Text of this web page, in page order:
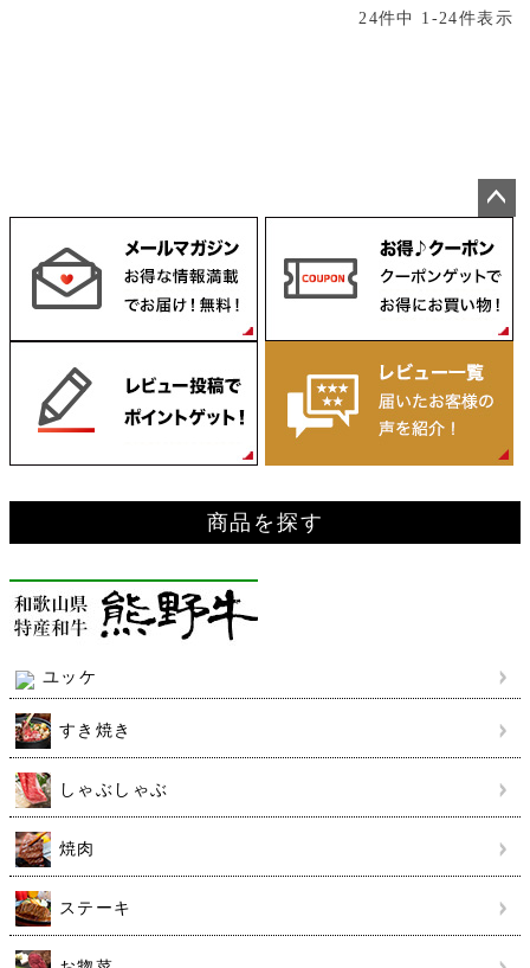
24件中 1 -24件表示
ジト
ップ
へ
商品を探す
ユッケ
すき焼き
しゃぶしゃぶ
焼肉
ステーキ